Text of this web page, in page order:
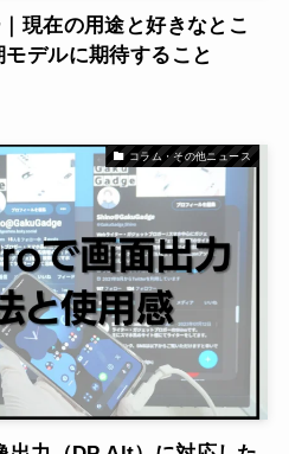
現在の用途と好きなとこ
デルに期待すること
コラム・その他ニュース